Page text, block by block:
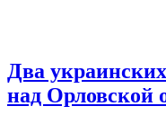
Два
над Орловской